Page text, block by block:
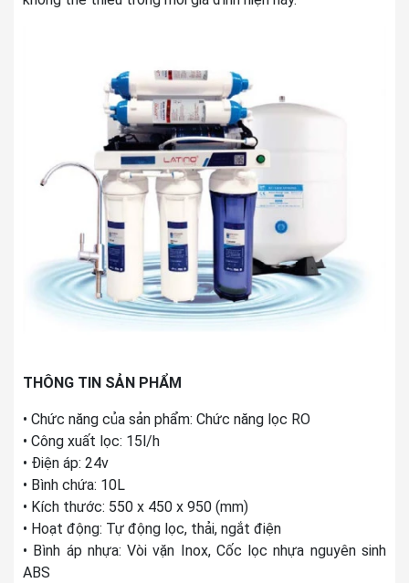
THÔNG TIN SẢN PHẨM
• Chức năng của sản phẩm: Chức năng lọc RO
• Công xuất lọc: 15l/h
• Điện áp: 24v
• Bình chứa: 10L
• Kích thước: 550 x 450 x 950 (mm)
• Hoạt động: Tự động lọc, thải, ngắt điện
• Bình áp nhựa: Vòi vặn Inox, Cốc lọc nhựa nguyên sinh
ABS